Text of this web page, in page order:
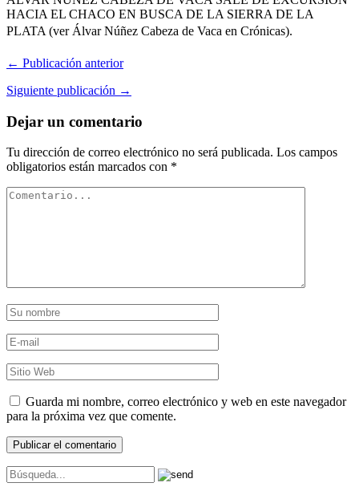
HACIA EL CHACO EN BUSCA DE LA SIERRA DE LA
PLATA (ver Álvar Núñez Cabeza de Vaca en Crónicas).
← Publicación anterior
Siguiente publicación →
Dejar un comentario
Tu dirección de correo electrónico no será publicada. Los campos
obligatorios están marcados con *
Guarda mi nombre, correo electrónico y web en este navegador
para la próxima vez que comente.